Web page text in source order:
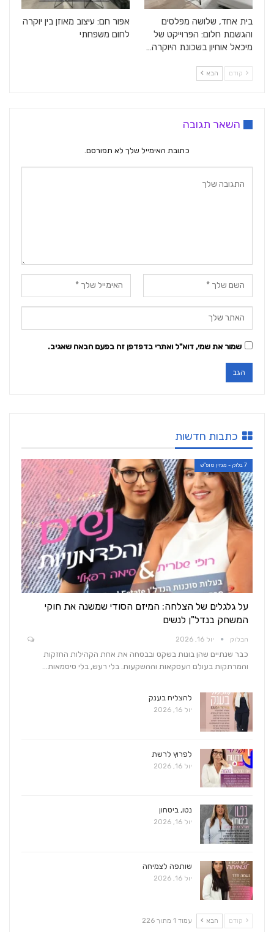
בית אחד, שלושה מפלסים
והגשמת חלום: הפרוייקט של
מיכאל אוחיון בשכונת היוקרה…
אפור חם: עיצוב מאוזן בין יוקרה
לחום משפחתי
קודם הבא
השאר תגובה
כתובת האימייל שלך לא תפורסם.
שמור את שמי, דוא"ל ואתרי בדפדפן זה בפעם הבאה שאגיב.
כתבות חדשות
7 בלוק - מגזין סופ"ש
על גלגלים של הצלחה: המיזם הסודי שמשנה את חוקי
המשחק בנדל"ן לנשים
הבלוק יול 16, 2026
כבר שנתיים שהן בונות בשקט ובבטחה את אחת הקהילות החזקות
והמרתקות בעולם העסקאות וההשקעות. בלי רעש, בלי סיסמאות…
להצליח בענק
יול 16, 2026
לפרוץ לרשת
יול 16, 2026
נטו, ביטחון
יול 16, 2026
שותפה לצמיחה
יול 16, 2026
קודם הבא עמוד 1 מתוך 226